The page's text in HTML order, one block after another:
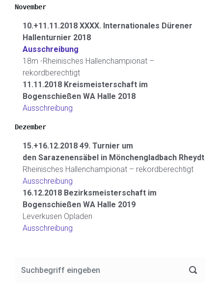
November
10.+11.11.2018 XXXX. Internationales Dürener
Hallenturnier 2018
Ausschreibung
18m -Rheinisches Hallenchampionat –
rekordberechtigt
11.11.2018 Kreismeisterschaft im
Bogenschießen WA Halle 2018
Ausschreibung
Dezember
15.+16.12.2018 49. Turnier um
den Sarazenensäbel in Mönchengladbach Rheydt
Rheinisches Hallenchampionat – rekordberechtigt
Ausschreibung
16.12.2018 Bezirksmeisterschaft im
Bogenschießen WA Halle 2019
Leverkusen Opladen
Ausschreibung